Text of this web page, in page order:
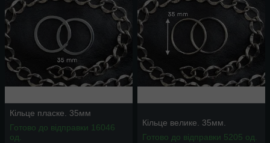
Кільце пласке. 35мм
Готово до відправки 16046
од.
Кільце велике. 35мм.
Готово до відправки 5205 од.